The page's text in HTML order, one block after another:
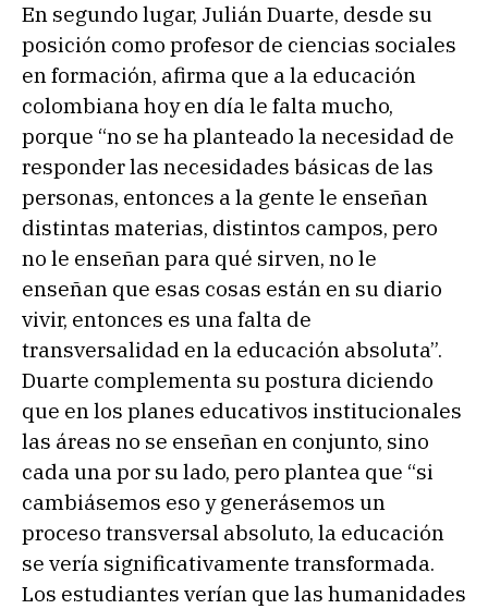
En segundo lugar, Julián Duarte, desde su
posición como profesor de ciencias sociales
en formación, afirma que a la educación
colombiana hoy en día le falta mucho,
porque “no se ha planteado la necesidad de
responder las necesidades básicas de las
personas, entonces a la gente le enseñan
distintas materias, distintos campos, pero
no le enseñan para qué sirven, no le
enseñan que esas cosas están en su diario
vivir, entonces es una falta de
transversalidad en la educación absoluta”.
Duarte complementa su postura diciendo
que en los planes educativos institucionales
las áreas no se enseñan en conjunto, sino
cada una por su lado, pero plantea que “si
cambiásemos eso y generásemos un
proceso transversal absoluto, la educación
se vería significativamente transformada.
Los estudiantes verían que las humanidades